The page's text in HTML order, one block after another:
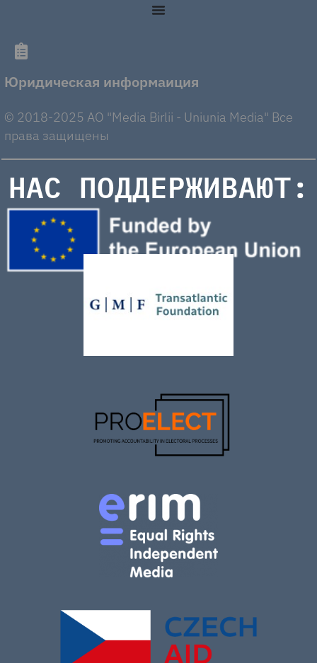
Юридическая информаиция
© 2018-2025 AO "Media Birlii - Uniunia Media" Все
права защищены
НАС ПОДДЕРЖИВАЮТ: